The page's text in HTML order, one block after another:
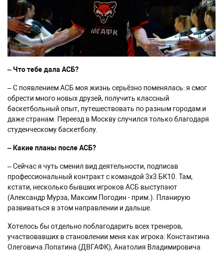
– Что тебе дала АСБ?
– С появлением АСБ моя жизнь серьёзно поменялась: я смог
обрести много новых друзей, получить классный
баскетбольный опыт, путешествовать по разным городам и
даже странам. Переезд в Москву случился только благодаря
студенческому баскетболу.
– Какие планы после АСБ?
– Сейчас я чуть сменил вид деятельности, подписав
профессиональный контракт с командой 3x3 БК10. Там,
кстати, несколько бывших игроков АСБ выступают
(Александр Мурза, Максим Погодин - прим.). Планирую
развиваться в этом направлении и дальше.
Хотелось бы отдельно поблагодарить всех тренеров,
участвовавших в становлении меня как игрока: Константина
Олеговича Лопатина (ДВГАФК), Анатолия Владимировича